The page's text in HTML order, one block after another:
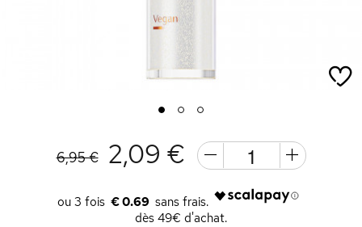
1 2 3
6,95 € 2,09 €
€ 0.69
dès 49€ d'achat.